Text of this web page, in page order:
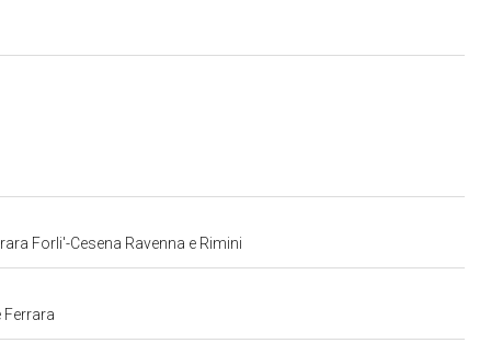
Forli'-Cesena Ravenna e Rimini
Ferrara